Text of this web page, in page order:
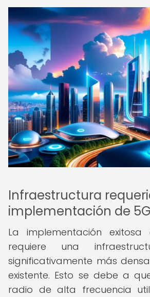
Infraestructura
implementación de 5G
La implementación
requiere una
significativamente más
existente. Esto se debe a
radio de alta frecuencia